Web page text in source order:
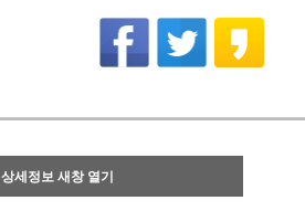
상세정보 새창 열기